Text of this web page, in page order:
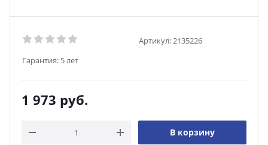
Артикул: 2135226
Гарантия: 5 лет
1 973 руб.
В корзину